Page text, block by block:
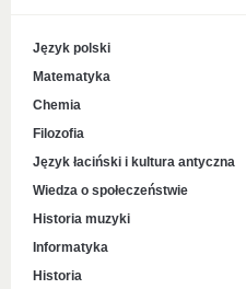
Język polski
Matematyka
Chemia
Filozofia
Język łaciński i kultura antyczna
Wiedza o społeczeństwie
Historia muzyki
Informatyka
Historia